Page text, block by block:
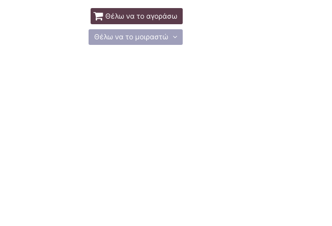
Θέλω να το αγοράσω
Θέλω να το μοιραστώ